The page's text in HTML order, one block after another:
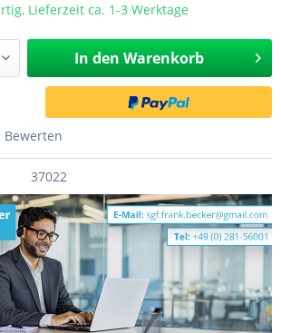
Lieferzeit ca. 1-3 Werktage
In den Warenkorb
Bewerten
37022